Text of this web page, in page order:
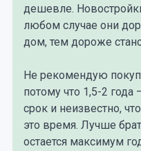
дешевле.
любом случае они
дом, тем дороже
Не рекомендую
потому что 1,5-2
срок и неизвестно,
это время. Лучше
остается максимум